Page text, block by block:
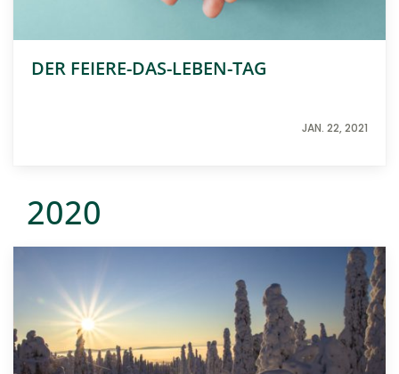
DER FEIERE-DAS-LEBEN-TAG
JAN. 22, 2021
2020